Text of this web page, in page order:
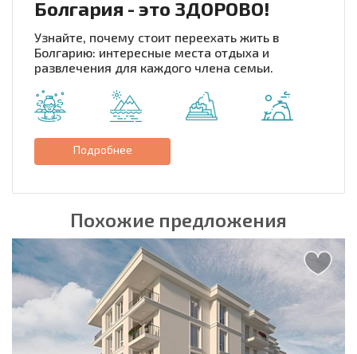
Болгария - это ЗДОРОВО!
Узнайте, почему стоит переехать жить в
Болгарию: интересные места отдыха и
развлечения для каждого члена семьи.
Подробнее
Похожие предложения